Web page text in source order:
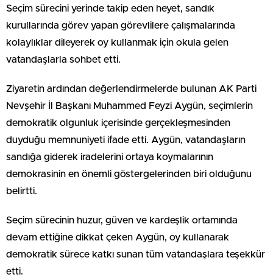
Seçim sürecini yerinde takip eden heyet, sandık
kurullarında görev yapan görevlilere çalışmalarında
kolaylıklar dileyerek oy kullanmak için okula gelen
vatandaşlarla sohbet etti.
Ziyaretin ardından değerlendirmelerde bulunan AK Parti
Nevşehir İl Başkanı Muhammed Feyzi Aygün, seçimlerin
demokratik olgunluk içerisinde gerçekleşmesinden
duyduğu memnuniyeti ifade etti. Aygün, vatandaşların
sandığa giderek iradelerini ortaya koymalarının
demokrasinin en önemli göstergelerinden biri olduğunu
belirtti.
Seçim sürecinin huzur, güven ve kardeşlik ortamında
devam ettiğine dikkat çeken Aygün, oy kullanarak
demokratik sürece katkı sunan tüm vatandaşlara teşekkür
etti.